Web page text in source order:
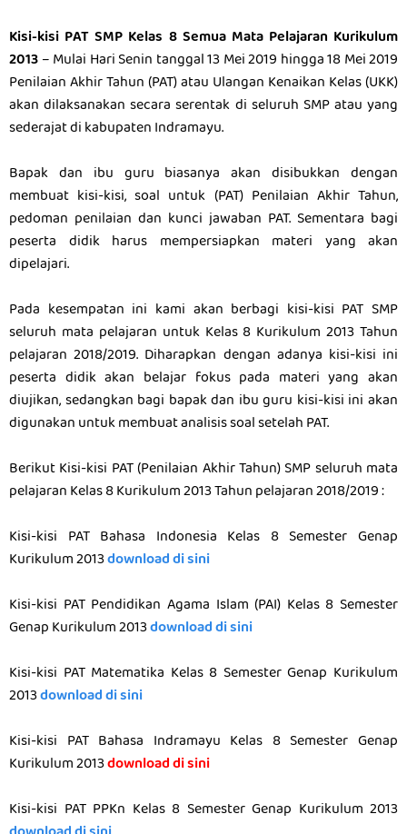
Kisi-kisi PAT SMP Kelas 8 Semua Mata Pelajaran Kurikulum
2013– Mulai Hari Senin tanggal 13 Mei 2019 hingga 18 Mei 2019
Penilaian Akhir Tahun (PAT) atau Ulangan Kenaikan Kelas (UKK)
akan dilaksanakan secara serentak di seluruh SMP atau yang
sederajat di kabupaten Indramayu.
Bapak dan ibu guru biasanya akan disibukkan dengan
membuat kisi-kisi, soal untuk (PAT) Penilaian Akhir Tahun,
pedoman penilaian dan kunci jawaban PAT. Sementara bagi
peserta didik harus mempersiapkan materi yang akan
dipelajari.
Pada kesempatan ini kami akan berbagi kisi-kisi PAT SMP
seluruh mata pelajaran untuk Kelas 8 Kurikulum 2013 Tahun
pelajaran 2018/2019. Diharapkan dengan adanya kisi-kisi ini
peserta didik akan belajar fokus pada materi yang akan
diujikan, sedangkan bagi bapak dan ibu guru kisi-kisi ini akan
digunakan untuk membuat analisis soal setelah PAT.
Berikut Kisi-kisi PAT (Penilaian Akhir Tahun) SMP seluruh mata
pelajaran Kelas 8 Kurikulum 2013 Tahun pelajaran 2018/2019 :
Kisi-kisi PAT Bahasa Indonesia Kelas 8 Semester Genap
Kurikulum 2013download di sini
Kisi-kisi PAT Pendidikan Agama Islam (PAI) Kelas 8 Semester
Genap Kurikulum 2013download di sini
Kisi-kisi PAT Matematika Kelas 8 Semester Genap Kurikulum
2013download di sini
Kisi-kisi PAT Bahasa Indramayu Kelas 8 Semester Genap
Kurikulum 2013download di sini
Kisi-kisi PAT PPKn Kelas 8 Semester Genap Kurikulum 2013